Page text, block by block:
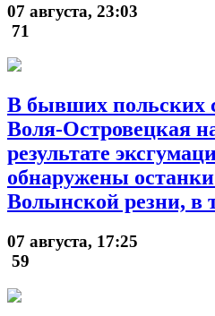
07 августа, 23:03
71
В бывших польских
Воля-Островецкая
результате
обнаружены
Волынской резни, в
07 августа, 17:25
59